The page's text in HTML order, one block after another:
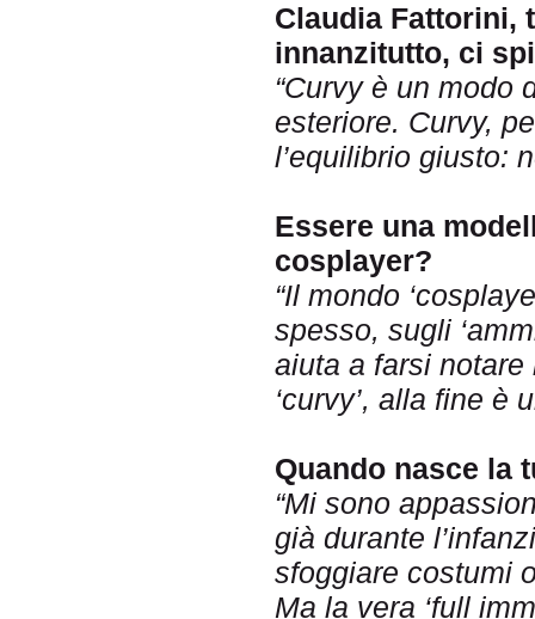
Claudia Fattorini,
innanzitutto, ci
“Curvy è un modo
esteriore. Curvy,
l’equilibrio giusto:
Essere una
cosplayer?
“Il mondo
spesso, sugli
aiuta a farsi notare
‘curvy’, alla fine è
Quando nasce la
“Mi sono
già durante
sfoggiare costumi
Ma la vera ‘full